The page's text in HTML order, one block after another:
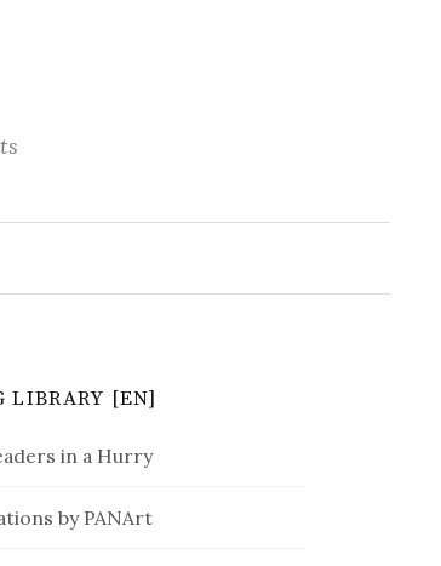
r
LIBRARY [EN]
in a Hurry
by PANArt